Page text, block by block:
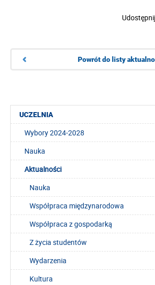
Powrót do listy
UCZELNIA
Wybory 2024-2028
Nauka
Aktualności
Nauka
Współpraca międzynarodowa
Współpraca z gospodarką
Z życia studentów
Wydarzenia
Kultura